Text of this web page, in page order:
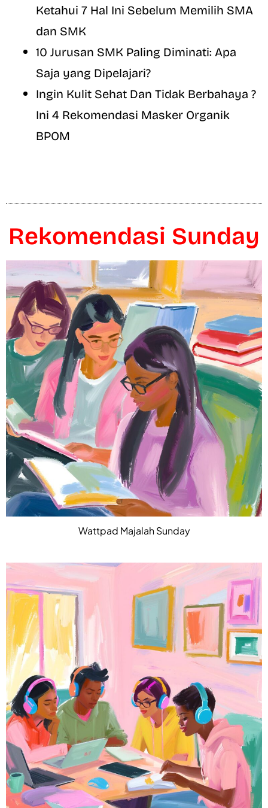
Ketahui 7 Hal Ini Sebelum Memilih SMA
dan SMK
10 Jurusan SMK Paling Diminati: Apa
Saja yang Dipelajari?
Ingin Kulit Sehat Dan Tidak Berbahaya ?
Ini 4 Rekomendasi Masker Organik
BPOM
Rekomendasi Sunday
Wattpad Majalah Sunday